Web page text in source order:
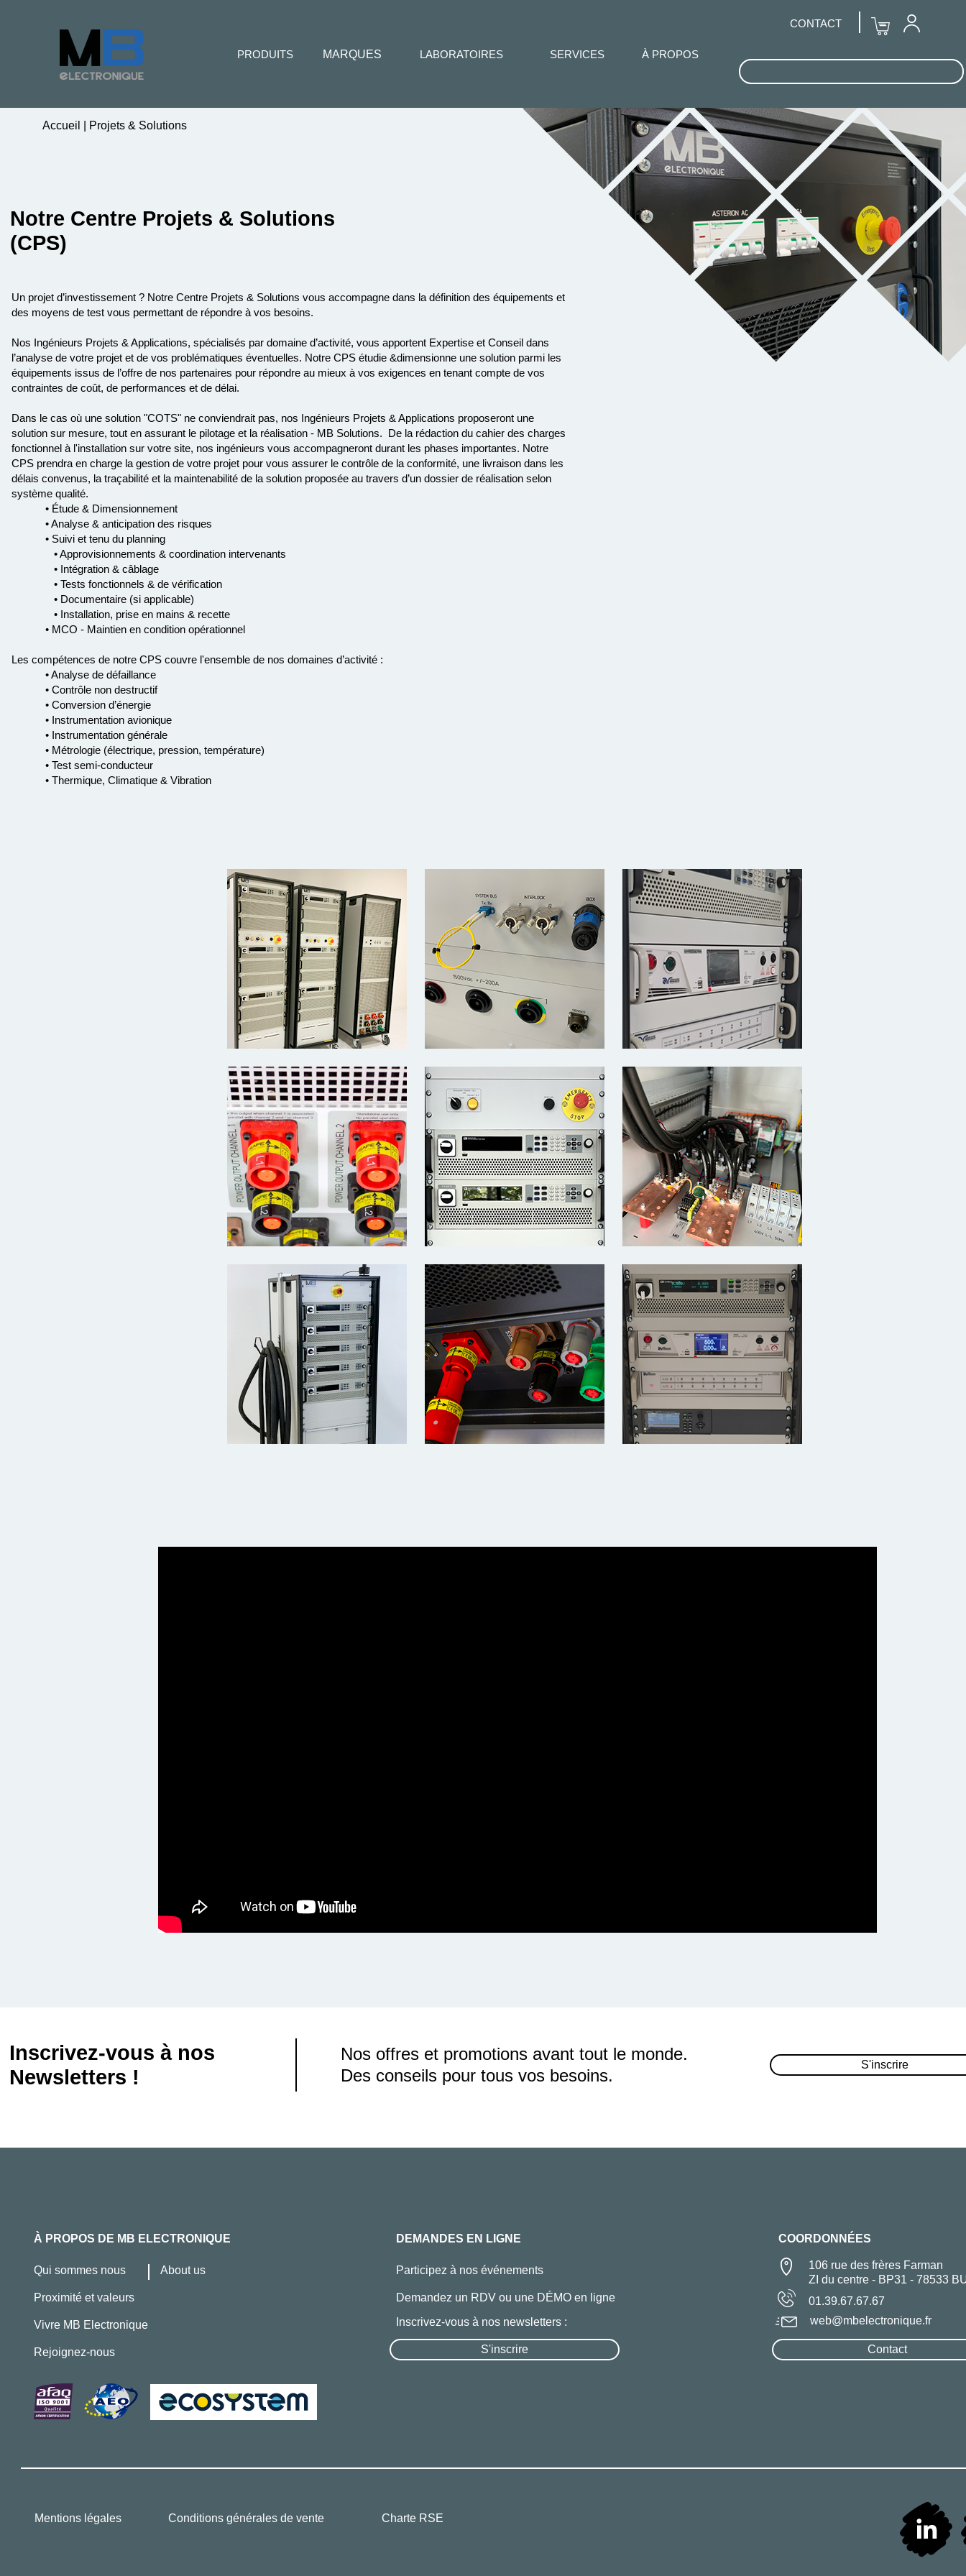
Accueil Projets & Solutions
Notre Centre Projets & Solutions
(CPS)
Un projet d’investissement ? Notre Centre Projets & Solutions vous accompagne dans la définition des équipements et
des moyens de test vous permettant de répondre à vos besoins.
Nos Ingénieurs Projets & Applications, spécialisés par domaine d’activité, vous apportent Expertise et Conseil dans
l’analyse de votre projet et de vos problématiques éventuelles. Notre CPS étudie &dimensionne une solution parmi les
équipements issus de l’offre de nos partenaires pour répondre au mieux à vos exigences en tenant compte de vos
contraintes de coût, de performances et de délai.
Dans le cas où une solution "COTS" ne conviendrait pas, nos Ingénieurs Projets & Applications proposeront une
solution sur mesure, tout en assurant le pilotage et la réalisation - MB Solutions. De la rédaction du cahier des charges
fonctionnel à l'installation sur votre site, nos ingénieurs vous accompagneront durant les phases importantes. Notre
CPS prendra en charge la gestion de votre projet pour vous assurer le contrôle de la conformité, une livraison dans les
délais convenus, la traçabilité et la maintenabilité de la solution proposée au travers d’un dossier de réalisation selon
système qualité.
• Étude & Dimensionnement
• Analyse & anticipation des risques
• Suivi et tenu du planning
• Approvisionnements & coordination intervenants
• Intégration & câblage
• Tests fonctionnels & de vérification
• Documentaire (si applicable)
• Installation, prise en mains & recette
• MCO - Maintien en condition opérationnel
Les compétences de notre CPS couvre l'ensemble de nos domaines d’activité :
• Analyse de défaillance
• Contrôle non destructif
• Conversion d’énergie
• Instrumentation avionique
• Instrumentation générale
• Métrologie (électrique, pression, température)
• Test semi-conducteur
• Thermique, Climatique & Vibration
Inscrivez-vous à nos
Newsletters !
Nos offres et promotions avant tout le monde.
Des conseils pour tous vos besoins.
S'inscrire
À PROPOS DE MB ELECTRONIQUE DEMANDES EN LIGNE COORDONNÉES
Qui sommes nous About us Participez à nos événements
106 rue des frères Farman
ZI du centre - BP31 - 78533
Proximité et valeurs
Demandez un RDV ou une DÉMO en ligne
01.39.67.67.67
Vivre MB Electronique
Inscrivez-vous à nos newsletters :
Rejoignez-nous
Mentions légales Conditions générales de vente Charte RSE
Contact
web@mbelectronique.fr
S'inscrire
CONTACT
PRODUITS MARQUES LABORATOIRES SERVICES À PROPOS